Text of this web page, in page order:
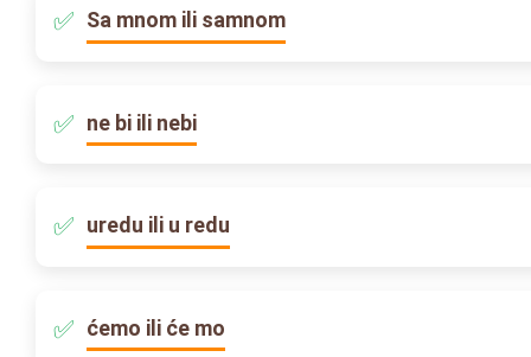
Sa mnom ili samnom
ne bi ili nebi
uredu ili u redu
ćemo ili će mo